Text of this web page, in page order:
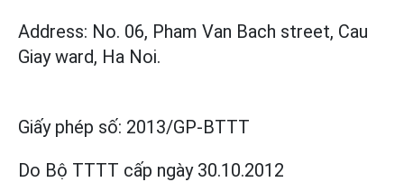
Address: No. 06, Pham Van Bach street, Cau
Giay ward, Ha Noi.
Giấy phép số: 2013/GP-BTTT
Do Bộ TTTT cấp ngày 30.10.2012